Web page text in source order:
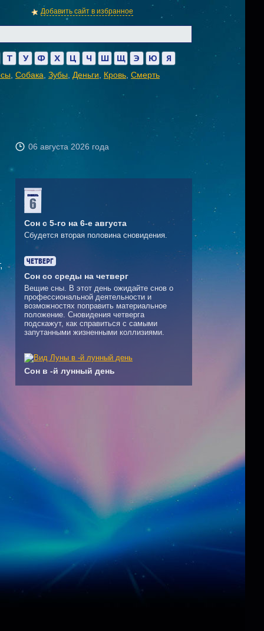
Добавить сайт в избранное
Т У Ф Х Ц Ч Ш Щ Э Ю Я
Собака Зубы Деньги Кровь Смерть
06 августа 2026 года
Сон с 5-го на 6-е августа
Сбудется вторая половина сновидения.
Сон со среды на четверг
Вещие сны. В этот день ожидайте снов о
профессиональной деятельности и
возможностях поправить материальное
положение. Сновидения четверга
подскажут, как справиться с самыми
запутанными жизненными коллизиями.
Сон в -й лунный день